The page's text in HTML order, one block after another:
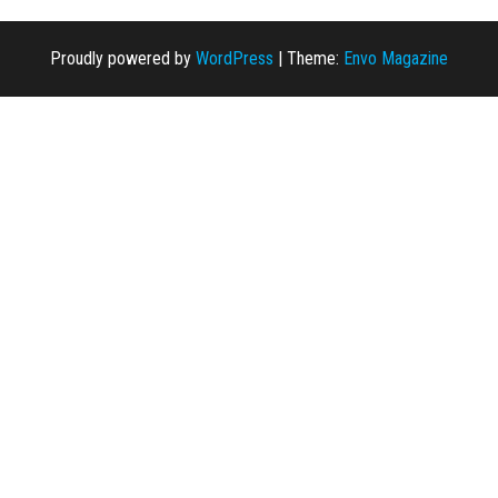
Proudly powered by WordPress | Theme: Envo Magazine